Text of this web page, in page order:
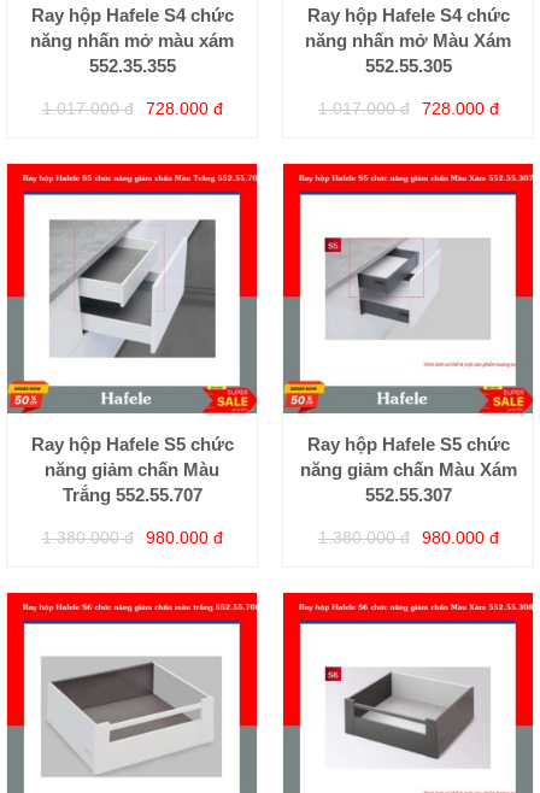
Ray hộp Hafele S4 chức
năng nhấn mở màu xám
552.35.355
1.017.000 đ 728.000 đ
Ray hộp Hafele S4 chức
năng nhấn mở Màu Xám
552.55.305
1.017.000 đ 728.000 đ
Ray hộp Hafele S5 chức
năng giảm chấn Màu
Trắng 552.55.707
1.380.000 đ 980.000 đ
Ray hộp Hafele S5 chức
năng giảm chấn Màu Xám
552.55.307
1.380.000 đ 980.000 đ